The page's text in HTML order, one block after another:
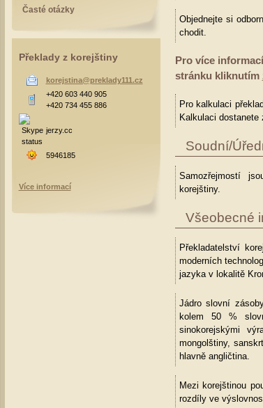
Objednejte si
chodit.
Pro více
stránku kliknutím
Pro kalkulaci
Kalkulaci dostanete
Soudní/
Samozřejmostí
korejštiny.
Všeobecné
Překladatelství
moderních
jazyka v lokalitě
Jádro slovní
kolem 50 %
sinokorejskými
mongolštiny,
hlavně angličtina.
Mezi korejštinou
rozdíly ve
Časté otázky
Překlady z korejštiny
korejstina@preklady111.cz
+420 603 440 905
+420 734 455 886
jerzy.cc
5946185
Více informací